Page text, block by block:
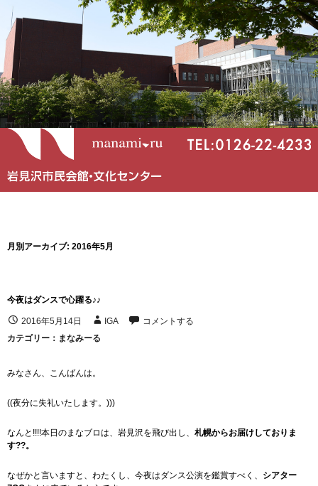
月別アーカイブ: 2016年5月
今夜はダンスで心躍る♪♪
2016年5月14日 IGA
コメントする
カテゴリー： まなみーる
みなさん、こんばんは。
((夜分に失礼いたします。)))
なんと!!!!本日のまなブロは、岩見沢を飛び出し、 札幌からお届けしておりま
す??。
なぜかと言いますと、わたくし、今夜はダンス公演を鑑賞すべく、 シアター